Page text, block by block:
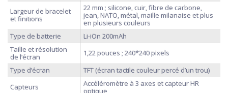
Largeur de bracelet
et finitions
22 mm ; silicone, cuir, fibre de carbone,
jean, NATO, métal, maille milanaise et plus
en plusieurs couleurs
Type de batterie
Li-iOn 200mAh
Taille et résolution
de l’écran
1,22 pouces ; 240*240 pixels
Type d’écran
TFT (écran tactile couleur percé d’un trou)
Capteurs
Accéléromètre à 3 axes et capteur HR